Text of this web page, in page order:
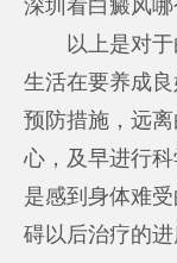
深圳看白癜风
以上是对于
生活在要养成
预防措施，远
心，及早进行
是感到身体难
碍以后治疗的